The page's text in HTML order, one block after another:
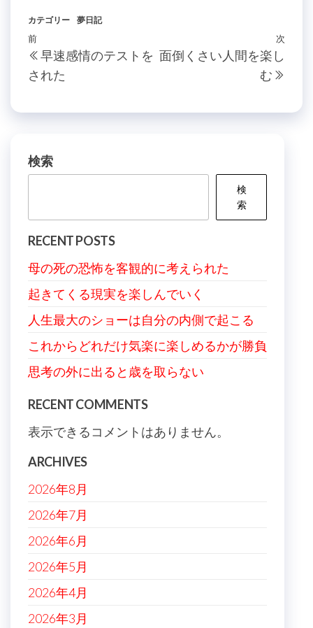
カテゴリー 夢日記
投
稿
ナ
ビ
ー
シ
ン
過
去
の
前
早速感情のテストを
された
次
次
面倒くさい人間を楽し
む
検索
検
索
RECENT POSTS
母の死の恐怖を客観的に考えられた
起きてくる現実を楽しんでいく
人生最大のショーは自分の内側で起こる
これからどれだけ気楽に楽しめるかが勝負
思考の外に出ると歳を取らない
RECENT COMMENTS
表示できるコメントはありません。
ARCHIVES
2026年8月
2026年7月
2026年6月
2026年5月
2026年4月
2026年3月